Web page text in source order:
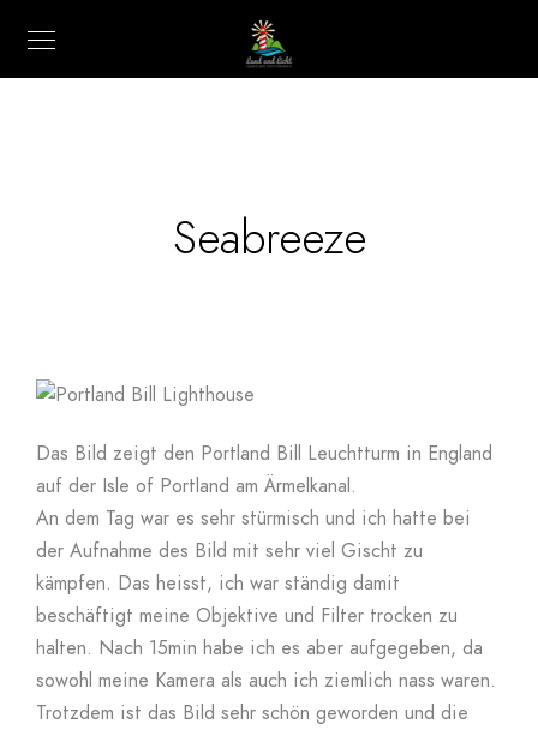
Seabreeze
Das Bild zeigt den Portland Bill Leuchtturm in England
auf der Isle of Portland am Ärmelkanal.
An dem Tag war es sehr stürmisch und ich hatte bei
der Aufnahme des Bild mit sehr viel Gischt zu
kämpfen. Das heisst, ich war ständig damit
beschäftigt meine Objektive und Filter trocken zu
halten. Nach 15min habe ich es aber aufgegeben, da
sowohl meine Kamera als auch ich ziemlich nass waren.
Trotzdem ist das Bild sehr schön geworden und die